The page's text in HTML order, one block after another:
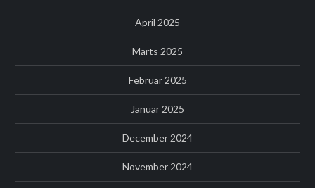
April 2025
Marts 2025
Februar 2025
Januar 2025
December 2024
November 2024